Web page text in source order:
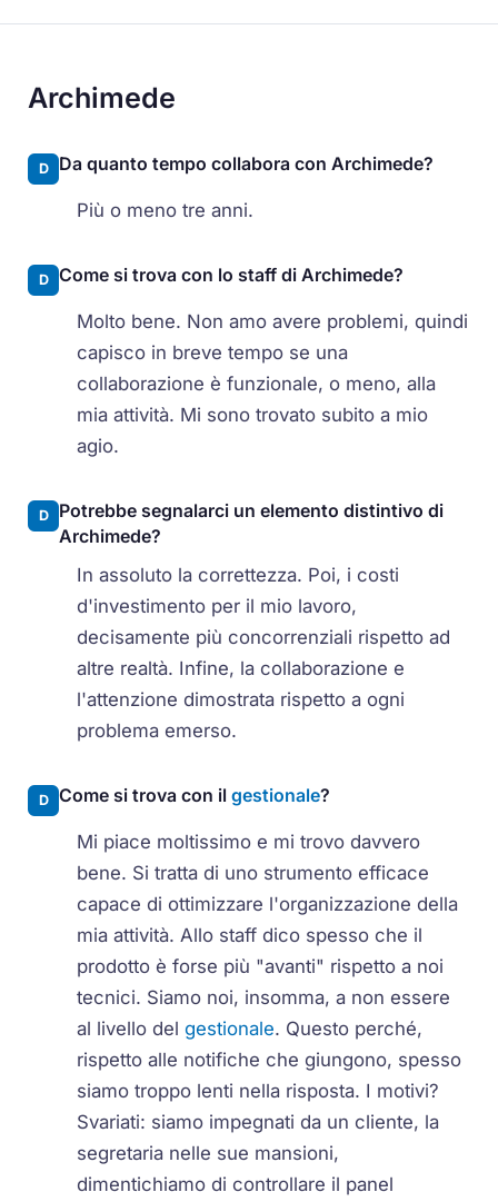
Archimede
D Da quanto tempo collabora con Archimede?
Più o meno tre anni.
D Come si trova con lo staff di Archimede?
Molto bene. Non amo avere problemi, quindi
capisco in breve tempo se una
collaborazione è funzionale, o meno, alla
mia attività. Mi sono trovato subito a mio
agio.
D
Potrebbe segnalarci un elemento distintivo di
Archimede?
In assoluto la correttezza. Poi, i costi
d'investimento per il mio lavoro,
decisamente più concorrenziali rispetto ad
altre realtà. Infine, la collaborazione e
l'attenzione dimostrata rispetto a ogni
problema emerso.
D Come si trova con ilgestionale?
Mi piace moltissimo e mi trovo davvero
bene. Si tratta di uno strumento efficace
capace di ottimizzare l'organizzazione della
mia attività. Allo staff dico spesso che il
prodotto è forse più "avanti" rispetto a noi
tecnici. Siamo noi, insomma, a non essere
al livello delgestionale. Questo perché,
rispetto alle notifiche che giungono, spesso
siamo troppo lenti nella risposta. I motivi?
Svariati: siamo impegnati da un cliente, la
segretaria nelle sue mansioni,
dimentichiamo di controllare il panel